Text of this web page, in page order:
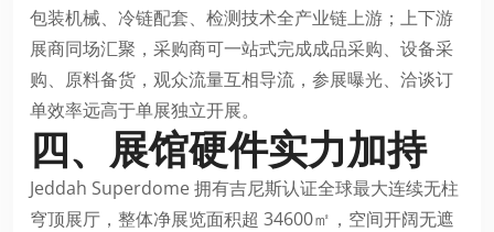
包装机械、冷链配套、检测技术全产业链上游；上下游
展商同场汇聚，采购商可一站式完成成品采购、设备采
购、原料备货，观众流量互相导流，参展曝光、洽谈订
单效率远高于单展独立开展。
四、展馆硬件实力加持
Jeddah Superdome 拥有吉尼斯认证全球最大连续无柱
穹顶展厅，整体净展览面积超 34600㎡，空间开阔无遮